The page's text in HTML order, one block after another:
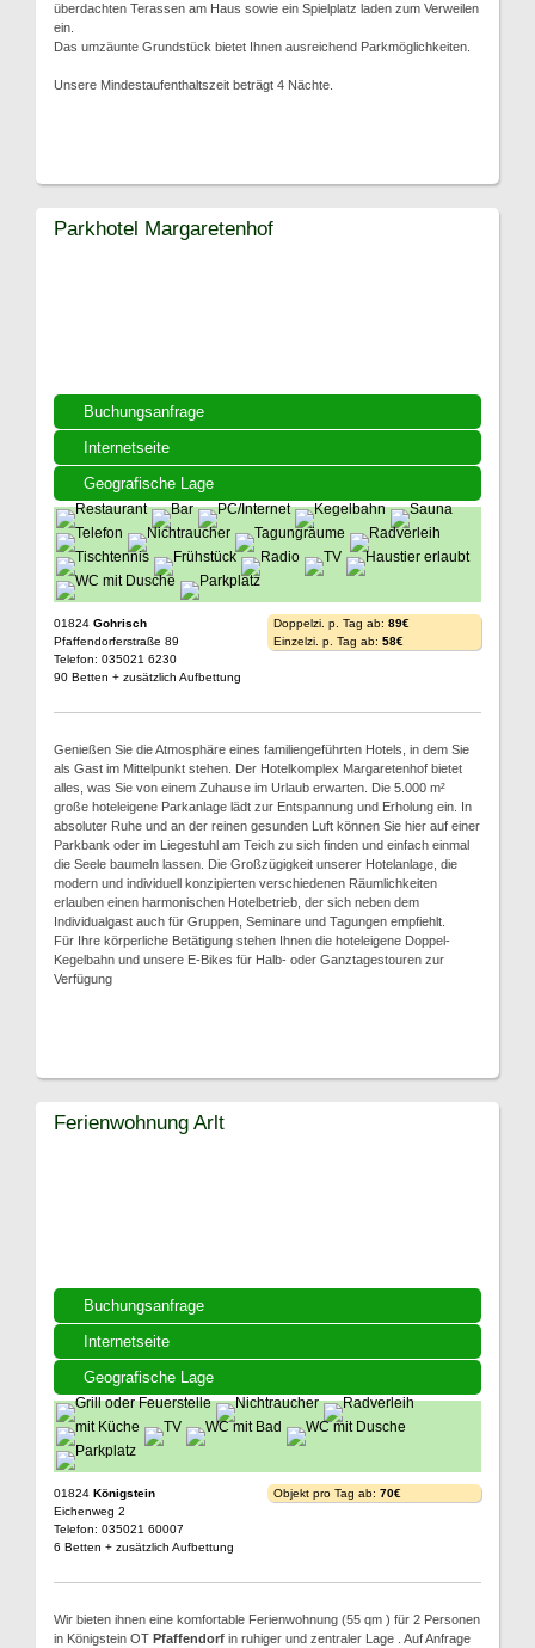
überdachten Terassen am Haus sowie ein Spielplatz laden zum Verweilen
ein.
Das umzäunte Grundstück bietet Ihnen ausreichend Parkmöglichkeiten.
Unsere Mindestaufenthaltszeit beträgt 4 Nächte.
Buchungsanfrage
Internetseite
Geografische Lage
Parkhotel Margaretenhof
01824 Gohrisch
Pfaffendorferstraße 89
Telefon: 035021 6230
90 Betten + zusätzlich Aufbettung
Doppelzi. p. Tag ab: 89€
Einzelzi. p. Tag ab: 58€
Genießen Sie die Atmosphäre eines familiengeführten Hotels, in dem Sie
als Gast im Mittelpunkt stehen. Der Hotelkomplex Margaretenhof bietet
alles, was Sie von einem Zuhause im Urlaub erwarten. Die 5.000 m²
große hoteleigene Parkanlage lädt zur Entspannung und Erholung ein. In
absoluter Ruhe und an der reinen gesunden Luft können Sie hier auf einer
Parkbank oder im Liegestuhl am Teich zu sich finden und einfach einmal
die Seele baumeln lassen. Die Großzügigkeit unserer Hotelanlage, die
modern und individuell konzipierten verschiedenen Räumlichkeiten
erlauben einen harmonischen Hotelbetrieb, der sich neben dem
Individualgast auch für Gruppen, Seminare und Tagungen empfiehlt.
Für Ihre körperliche Betätigung stehen Ihnen die hoteleigene Doppel-
Kegelbahn und unsere E-Bikes für Halb- oder Ganztagestouren zur
Verfügung
Buchungsanfrage
Internetseite
Geografische Lage
Ferienwohnung Arlt
01824 Königstein
Eichenweg 2
Telefon: 035021 60007
6 Betten + zusätzlich Aufbettung
Objekt pro Tag ab: 70€
Wir bieten ihnen eine komfortable Ferienwohnung (55 qm ) für 2 Personen
in Königstein OT Pfaffendorf in ruhiger und zentraler Lage . Auf Anfrage